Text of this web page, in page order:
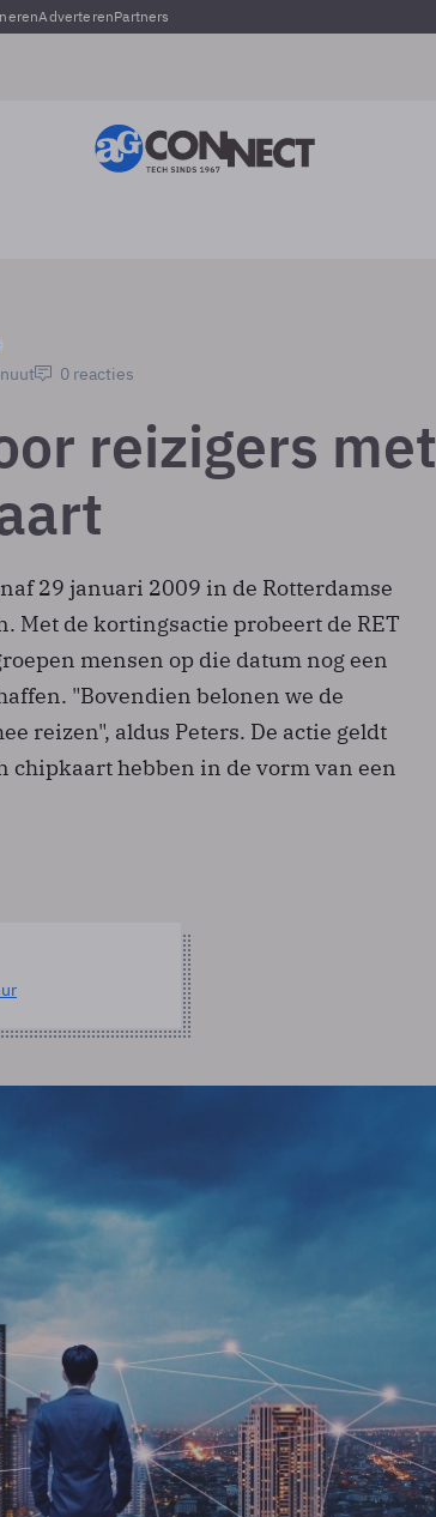
AdverterenPartners
0 reacties
reizigers met
29 januari 2009 in de Rotterdamse
Met de kortingsactie probeert de RET
mensen op die datum nog een
"Bovendien belonen we de
reizen", aldus Peters. De actie geldt
chipkaart hebben in de vorm van een